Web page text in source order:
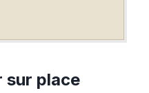
sur place